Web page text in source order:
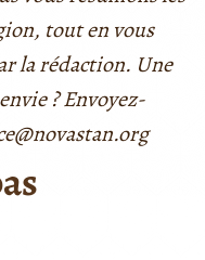
tout en vous
la rédaction. Une
? Envoyez-